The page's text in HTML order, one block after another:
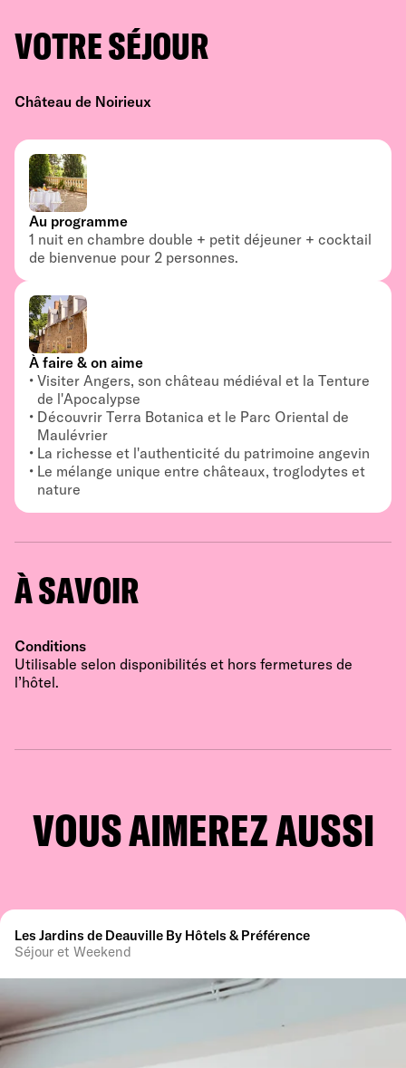
VOTRE SÉJOUR
Château de Noirieux
Au programme
1 nuit en chambre double + petit déjeuner + cocktail
de bienvenue pour 2 personnes.
À faire & on aime
Visiter Angers, son château médiéval et la Tenture
de l'Apocalypse
Découvrir Terra Botanica et le Parc Oriental de
Maulévrier
La richesse et l'authenticité du patrimoine angevin
Le mélange unique entre châteaux, troglodytes et
nature
À SAVOIR
Conditions
Utilisable selon disponibilités et hors fermetures de
l’hôtel.
VOUS AIMEREZ AUSSI
Les Jardins de Deauville By Hôtels & Préférence
Séjour et Weekend